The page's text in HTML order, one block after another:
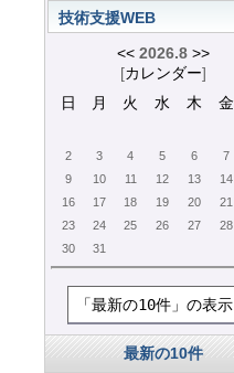
技術支援WEB
<< 2026.8 >>
[カレンダー]
日
月 火 水 木 金
2
3 4 5 6 7
9
10 11 12 13 14
16
17 18 19 20 21
23
24 25 26 27 28
30
31
「最新の10件」の表示
最新の10件